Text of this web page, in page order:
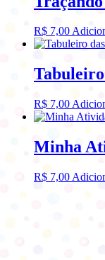
R$ 7,00
R$ 7,00
Minha
R$ 7,00